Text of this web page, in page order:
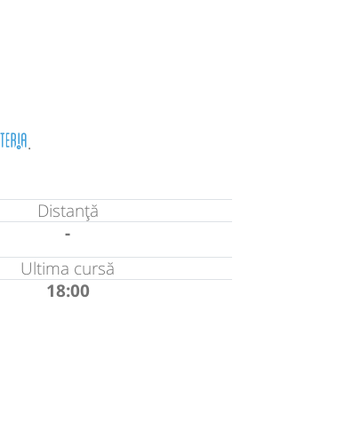
.
Distanță
-
Ultima cursă
18:00